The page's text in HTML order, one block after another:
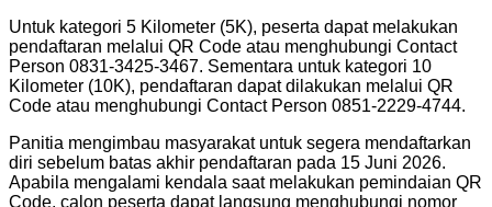
Untuk kategori 5 Kilometer (5K), peserta dapat melakukan
pendaftaran melalui QR Code atau menghubungi Contact
Person 0831-3425-3467. Sementara untuk kategori 10
Kilometer (10K), pendaftaran dapat dilakukan melalui QR
Code atau menghubungi Contact Person 0851-2229-4744.
Panitia mengimbau masyarakat untuk segera mendaftarkan
diri sebelum batas akhir pendaftaran pada 15 Juni 2026.
Apabila mengalami kendala saat melakukan pemindaian QR
Code, calon peserta dapat langsung menghubungi nomor